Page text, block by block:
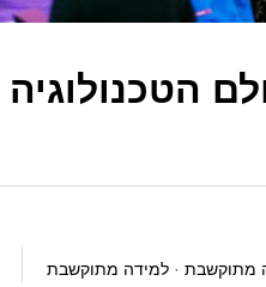
הטכנולוגיה
מתוקשבת · למידה מתוקשבת